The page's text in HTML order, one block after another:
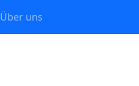
Über uns